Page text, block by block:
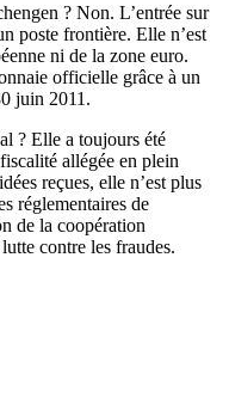
? Non. L’entrée sur
poste frontière. Elle n’est
ni de la zone euro.
officielle grâce à un
juin 2011.
? Elle a toujours été
allégée en plein
reçues, elle n’est plus
réglementaires de
de la coopération
contre les fraudes.